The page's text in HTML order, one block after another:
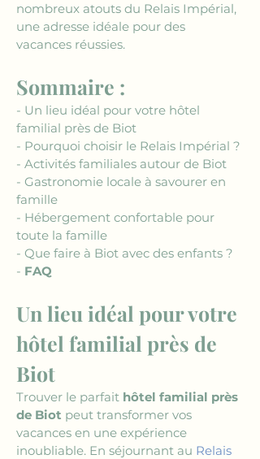
nombreux atouts du Relais Impérial,
une adresse idéale pour des
vacances réussies.
Sommaire :
- Un lieu idéal pour votre hôtel
familial près de Biot
- Pourquoi choisir le Relais Impérial ?
- Activités familiales autour de Biot
- Gastronomie locale à savourer en
famille
- Hébergement confortable pour
toute la famille
- Que faire à Biot avec des enfants ?
- FAQ
Un lieu idéal pour votre
hôtel familial près de
Biot
Trouver le parfait hôtel familial près
de Biot peut transformer vos
vacances en une expérience
inoubliable. En séjournant au Relais